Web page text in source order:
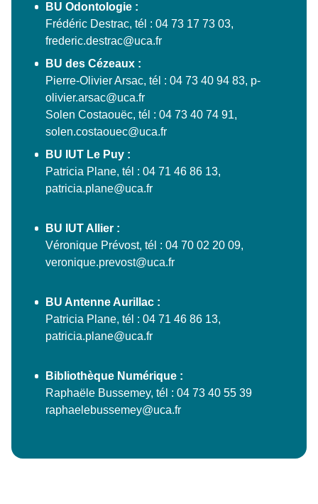
BU Odontologie :
Frédéric Destrac, tél : 04 73 17 73 03,
frederic.destrac@uca.fr
BU des Cézeaux :
Pierre-Olivier Arsac, tél : 04 73 40 94 83, p-
olivier.arsac@uca.fr
Solen Costaouëc, tél : 04 73 40 74 91,
solen.costaouec@uca.fr
BU IUT Le Puy :
Patricia Plane, tél : 04 71 46 86 13,
patricia.plane@uca.fr
BU IUT Allier :
Véronique Prévost, tél : 04 70 02 20 09,
veronique.prevost@uca.fr
BU Antenne Aurillac :
Patricia Plane, tél : 04 71 46 86 13,
patricia.plane@uca.fr
Bibliothèque Numérique :
Raphaële Bussemey, tél : 04 73 40 55 39
raphaelebussemey@uca.fr